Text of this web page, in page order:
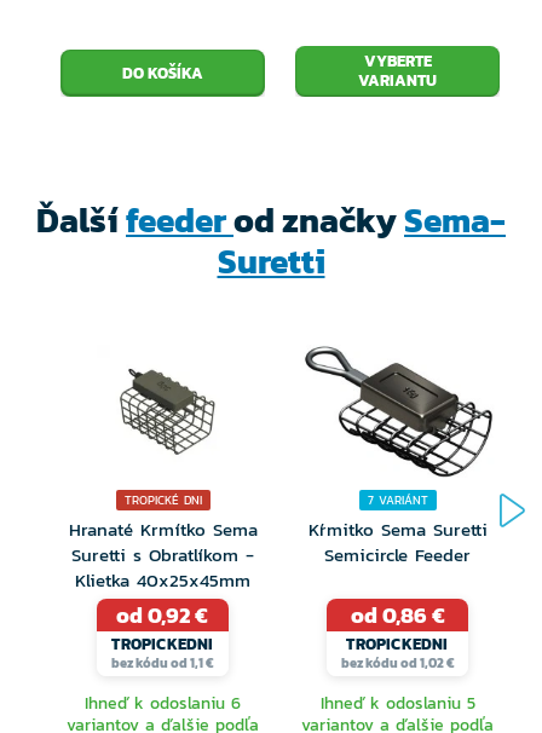
VYBERTE
VARIANTU
Ďalšífeederod značkySema-
Suretti
TROPICKÉ DNI
Hranaté Krmítko Sema
Suretti s Obratlíkom -
Klietka 40x25x45mm
od 0,92 €
TROPICKEDNI
bez kódu od 1,1 €
Ihneď k odoslaniu 6
variantov a ďalšie podľa
7 VARIÁNT
Kŕmitko Sema Suretti
Semicircle Feeder
od 0,86 €
TROPICKEDNI
bez kódu od 1,02 €
Ihneď k odoslaniu 5
variantov a ďalšie podľa